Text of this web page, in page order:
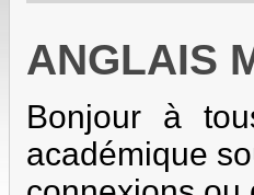
ANGLAIS
Bonjour à
académique